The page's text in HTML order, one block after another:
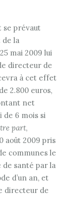
se prévaut
la
mai 2009 lui
directeur de
à cet effet
2.800 euros,
net
de 6 mois si
part,
août 2009 pris
communes le
santé par la
d’un an, et
directeur de